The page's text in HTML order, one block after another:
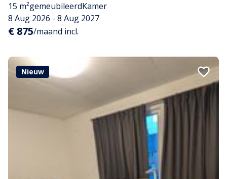
15 m²gemeubileerdKamer
8 Aug 2026 - 8 Aug 2027
€ 875/maand incl.
Nieuw